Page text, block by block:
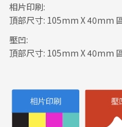
相片印刷:
頂部尺寸: 105mm X 40mm
壓凹:
頂部尺寸: 105mm X 40mm